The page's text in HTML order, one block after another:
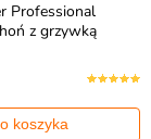
Professional
z grzywką
koszyka